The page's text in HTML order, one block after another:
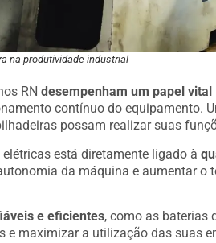
na produtividade industrial
RN desempenham um papel vital
contínuo do equipamento.
possam realizar suas
está diretamente ligado à
da máquina e aumentar o
e eficientes, como as baterias
e maximizar a utilização das suas